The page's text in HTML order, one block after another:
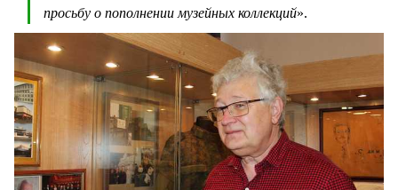
просьбу о пополнении музейных коллекций».